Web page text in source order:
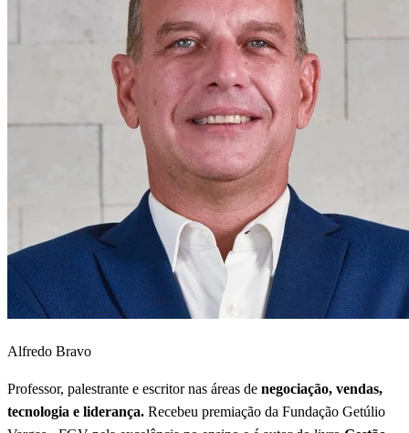
Alfredo Bravo
Professor, palestrante e escritor nas áreas de negociação, vendas,
tecnologia e liderança. Recebeu premiação da Fundação Getúlio